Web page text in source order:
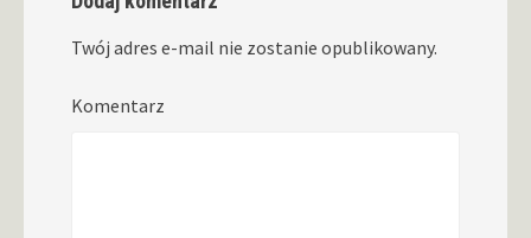
Twój adres e-mail nie zostanie opublikowany.
Komentarz